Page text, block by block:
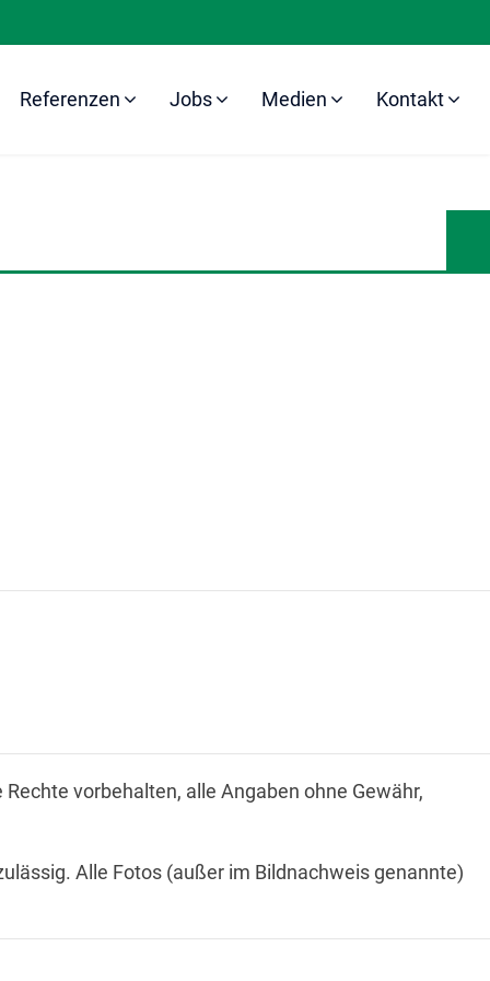
Referenzen Jobs Medien Kontakt
vorbehalten, alle Angaben ohne Gewähr,
Alle Fotos (außer im Bildnachweis genannte)